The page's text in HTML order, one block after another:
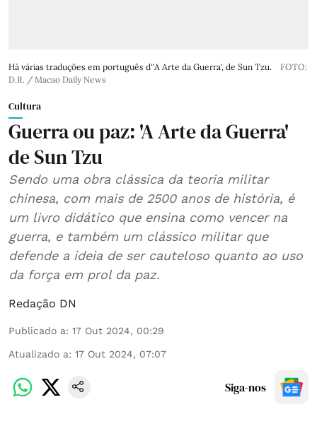
Há várias traduções em português d''A Arte da Guerra', de Sun Tzu.
FOTO:
D.R. / Macao Daily News
Cultura
Guerra ou paz: 'A Arte da Guerra'
de Sun Tzu
Sendo uma obra clássica da teoria militar
chinesa, com mais de 2500 anos de história, é
um livro didático que ensina como vencer na
guerra, e também um clássico militar que
defende a ideia de ser cauteloso quanto ao uso
da força em prol da paz.
Redação DN
Publicado a: 17 Out 2024, 00:29
Atualizado a: 17 Out 2024, 07:07
Siga-nos